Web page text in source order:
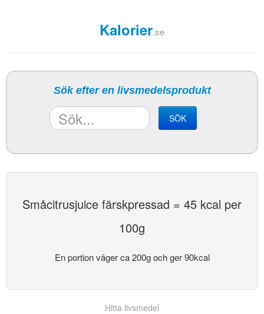
Kalorier.se
Sök efter en livsmedelsprodukt
SÖK
Småcitrusjuice färskpressad = 45 kcal per
100g
En portion väger ca 200g och ger 90kcal
Hitta livsmedel